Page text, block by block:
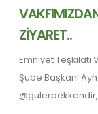
ZİYARET..
Emniyet Teşkilatı
Şube Başkanı